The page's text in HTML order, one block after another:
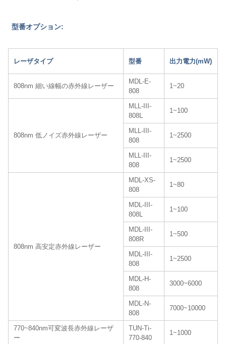
型番オプション:
レーザタイプ 型番 出力電力(mW)
808nm 細い線幅の赤外線レーザー
MDL-E-
808
1~20
808nm 低ノイズ赤外線レーザー
MLL-III-
808L
1~100
MLL-III-
808
1~2500
MLL-III-
808
1~2500
808nm 高安定赤外線レーザー
MDL-XS-
808
1~80
MDL-III-
808L
1~100
MDL-III-
808R
1~500
MDL-III-
808
1~2500
MDL-H-
808
3000~6000
MDL-N-
808
7000~10000
770~840nm可変波長赤外線レーザ
ー
TUN-Ti-
770-840
1~1000